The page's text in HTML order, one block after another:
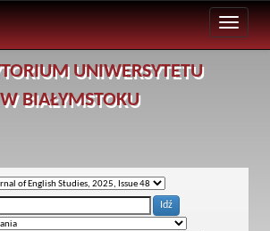
UNIWERSYTETU
W BIAŁYMSTOKU